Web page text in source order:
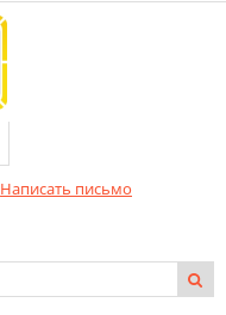
Написать письмо